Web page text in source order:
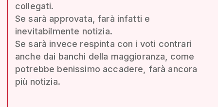
collegati.
Se sarà approvata, farà infatti e
inevitabilmente notizia.
Se sarà invece respinta con i voti contrari
anche dai banchi della maggioranza, come
potrebbe benissimo accadere, farà ancora
più notizia.